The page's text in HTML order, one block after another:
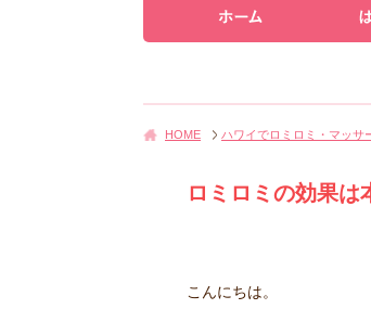
HOME ハワイでロミロミ・マッサ
ロミロミの効果は
こんにちは。